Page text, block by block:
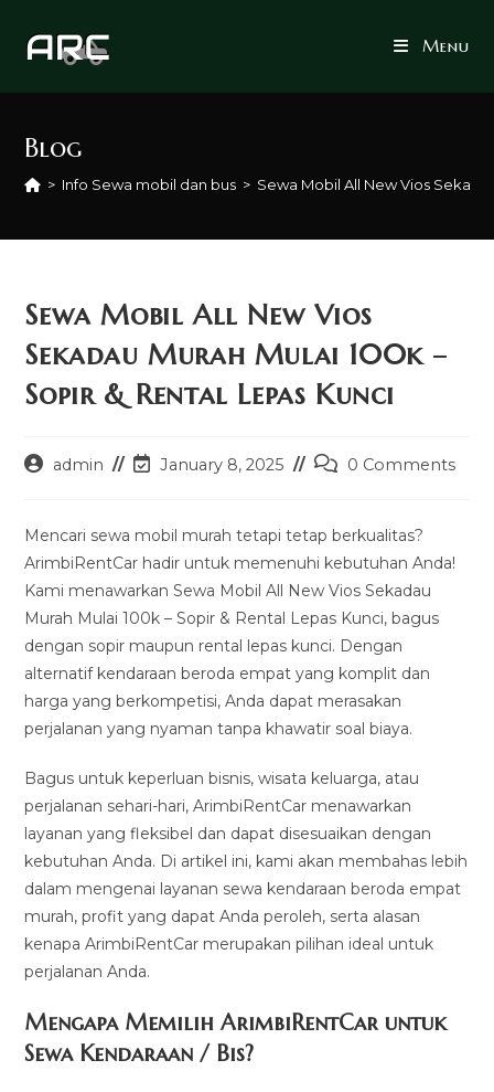
Menu
Blog
> Info Sewa mobil dan bus > Sewa Mobil All New Vios
Sewa Mobil All New Vios
Sekadau Murah Mulai 100k –
Sopir & Rental Lepas Kunci
Postadmin
PostJanuary 8, 2025
Post0 Comments
Mencari sewa mobil murah tetapi tetap berkualitas?
ArimbiRentCar hadir untuk memenuhi kebutuhan Anda!
Kami menawarkan Sewa Mobil All New Vios Sekadau
Murah Mulai 100k – Sopir & Rental Lepas Kunci, bagus
dengan sopir maupun rental lepas kunci. Dengan
alternatif kendaraan beroda empat yang komplit dan
harga yang berkompetisi, Anda dapat merasakan
perjalanan yang nyaman tanpa khawatir soal biaya.
Bagus untuk keperluan bisnis, wisata keluarga, atau
perjalanan sehari-hari, ArimbiRentCar menawarkan
layanan yang fleksibel dan dapat disesuaikan dengan
kebutuhan Anda. Di artikel ini, kami akan membahas lebih
dalam mengenai layanan sewa kendaraan beroda empat
murah, profit yang dapat Anda peroleh, serta alasan
kenapa ArimbiRentCar merupakan pilihan ideal untuk
perjalanan Anda.
Mengapa Memilih ArimbiRentCar untuk
Sewa Kendaraan / Bis?